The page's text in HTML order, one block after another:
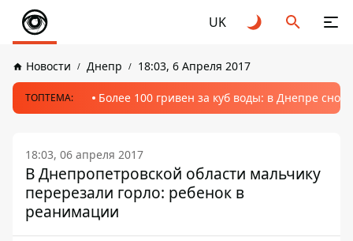
UK
Новости Днепр 18:03, 6 Апреля 2017
ТОПТЕМА: Более 100 гривен за куб воды: в Днепре
18:03, 06 апреля 2017
В Днепропетровской области мальчику
перерезали горло: ребенок в
реанимации